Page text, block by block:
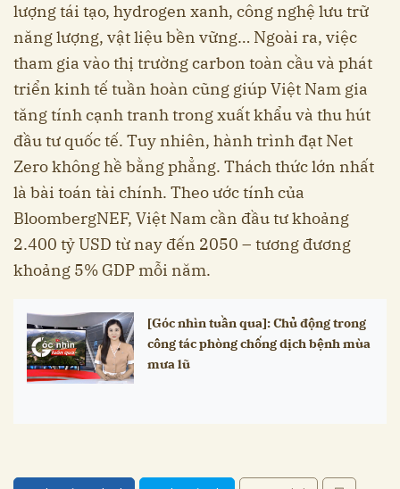
lượng tái tạo, hydrogen xanh, công nghệ lưu trữ
năng lượng, vật liệu bền vững… Ngoài ra, việc
tham gia vào thị trường carbon toàn cầu và phát
triển kinh tế tuần hoàn cũng giúp Việt Nam gia
tăng tính cạnh tranh trong xuất khẩu và thu hút
đầu tư quốc tế. Tuy nhiên, hành trình đạt Net
Zero không hề bằng phẳng. Thách thức lớn nhất
là bài toán tài chính. Theo ước tính của
BloombergNEF, Việt Nam cần đầu tư khoảng
2.400 tỷ USD từ nay đến 2050 – tương đương
khoảng 5% GDP mỗi năm.
[Góc nhìn tuần qua]: Chủ động trong
công tác phòng chống dịch bệnh mùa
mưa lũ